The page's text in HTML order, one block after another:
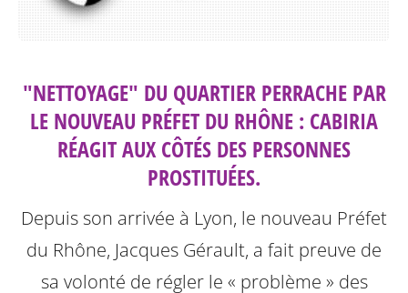
"NETTOYAGE" DU QUARTIER PERRACHE PAR
LE NOUVEAU PRÉFET DU RHÔNE : CABIRIA
RÉAGIT AUX CÔTÉS DES PERSONNES
PROSTITUÉES.
Depuis son arrivée à Lyon, le nouveau Préfet
du Rhône, Jacques Gérault, a fait preuve de
sa volonté de régler le « problème » des